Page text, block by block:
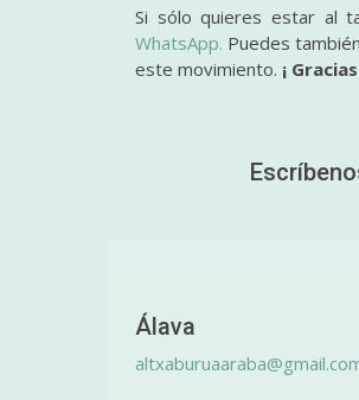
Si sólo quieres estar al
WhatsApp. Puedes
este movimiento. ¡
Álava